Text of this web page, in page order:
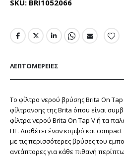
SKU BRI1052066
ΛΕΠΤΟΜΈΡΕΙΕΣ
Το φίλτρο νερού βρύσης Brita On
φίλτρανσης της Brita όπου είναι
φίλτρα νερού Brita On Tap V ή τα
HF. Διαθέτει έναν κομψό και
με τις περισσότερες βρύσες του
αντάπτορες για κάθε πιθανή